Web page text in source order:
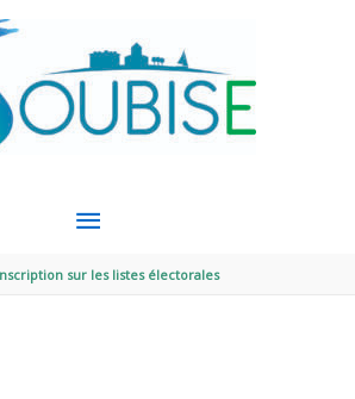
MENU
PRINCIPAL
sur les listes électorales